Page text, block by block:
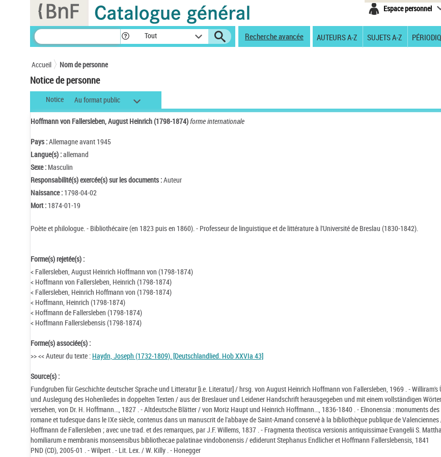
Espace personnel
Tout Recherche avancée AUTEURS A-Z SUJETS A-Z
Accueil Nom de personne
Notice de personne
Notice Au format public
Hoffmann von Fallersleben, August Heinrich (1798-1874)forme internationale
Pays :Allemagne avant 1945
Langue(s) :allemand
Sexe : Masculin
Responsabilité(s) exercée(s) sur les documents :Auteur
Naissance : 1798-04-02
Mort : 1874-01-19
Poète et philologue. - Bibliothécaire (en 1823 puis en 1860). - Professeur de linguistique et de littérature à l'Université de Breslau (1830-1842).
Forme(s) rejetée(s) :
< Fallersleben, August Heinrich Hoffmann von (1798-1874)
< Hoffmann von Fallersleben, Heinrich (1798-1874)
< Fallersleben, Heinrich Hoffmann von (1798-1874)
< Hoffmann, Heinrich (1798-1874)
< Hoffmann de Fallersleben (1798-1874)
< Hoffmann Fallerslebensis (1798-1874)
Forme(s) associée(s) :
>> << Auteur du texte : Haydn, Joseph (1732-1809). [Deutschlandlied. Hob XXVIa 43]
Source(s) :
Fundgruben für Geschichte deutscher Sprache und Litteratur [i.e. Literatur] / hrsg. von August Heinrich Hoffmann von Fallersleben, 1969 . - Williram's
und Auslegung des Hohenliedes in doppelten Texten / aus der Breslauer und Leidener Handschrift herausgegeben und mit einem vollständigen
versehen, von Dr. H. Hoffmann..., 1827 . - Altdeutsche Blätter / von Moriz Haupt und Heinrich Hoffmann..., 1836-1840 . - Elnonensia : monuments
romane et tudesque dans le IXe siècle, contenus dans un manuscrit de l'abbaye de Saint-Amand conservé à la bibliothèque publique de
Hoffmann de Fallersleben ; avec une trad. et des remarques, par J.F. Willems, 1837 . - Fragmenta theotisca versionis antiquissimae Evangelii S.
homiliarum e membranis monseensibus bibliothecae palatinae vindobonensis / ediderunt Stephanus Endlicher et Hoffmann Fallerslebensis, 1841
PND (CD), 2005-01 . - Wilpert . - Lit. Lex. / W. Killy . - Honegger
Panneau de gestion des cookies